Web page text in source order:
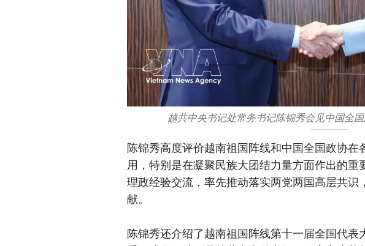
越共中央书记处常务书记陈锦秀会见中国全
陈锦秀高度评价越南祖国阵线和中国全国政协
用，特别是在凝聚民族大团结力量方面作出的重
理政经验交流，率先推动落实两党两国高层共识
献。
陈锦秀还介绍了越南祖国阵线第十一届全国代